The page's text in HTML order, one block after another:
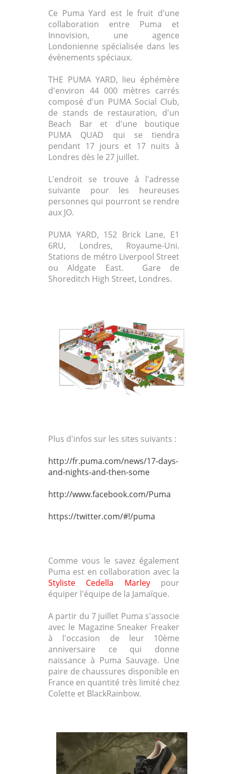
Ce Puma Yard est le fruit d'une
collaboration entre Puma et
Innovision, une agence
Londonienne spécialisée dans les
évènements spéciaux.
THE PUMA YARD, lieu éphémère
d'environ 44 000 mètres carrés
composé d'un PUMA Social Club,
de stands de restauration, d'un
Beach Bar et d'une boutique
PUMA QUAD qui se tiendra
pendant 17 jours et 17 nuits à
Londres dès le 27 juillet.
L'endroit se trouve à l'adresse
suivante pour les heureuses
personnes qui pourront se rendre
aux JO.
PUMA YARD, 152 Brick Lane, E1
6RU, Londres, Royaume-Uni.
Stations de métro Liverpool Street
ou Aldgate East. Gare de
Shoreditch High Street, Londres.
Plus d'infos sur les sites suivants :
http://fr.puma.com/news/17-days-
and-nights-and-then-some
http://www.facebook.com/Puma
https://twitter.com/#!/puma
Comme vous le savez également
Puma est en collaboration avec la
Styliste Cedella Marleypour
équiper l'équipe de la Jamaïque.
A partir du 7 juillet Puma s'associe
avec le Magazine Sneaker Freaker
à l'occasion de leur 10ème
anniversaire ce qui donne
naissance à Puma Sauvage. Une
paire de chaussures disponible en
France en quantité très limité chez
Colette et BlackRainbow.